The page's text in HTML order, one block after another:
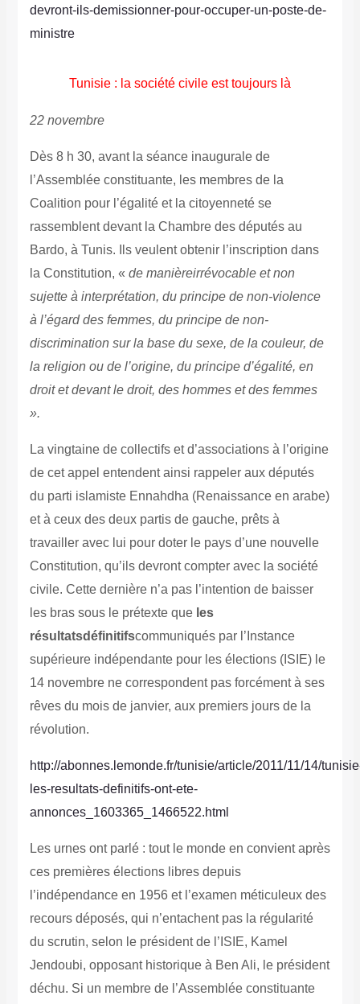
devront-ils-demissionner-pour-occuper-un-poste-de-
ministre
Tunisie : la société civile est toujours là
22 novembre
Dès 8 h 30, avant la séance inaugurale de
l’Assemblée constituante, les membres de la
Coalition pour l’égalité et la citoyenneté se
rassemblent devant la Chambre des députés au
Bardo, à Tunis. Ils veulent obtenir l’inscription dans
la Constitution, « de manièreirrévocable et non
sujette à interprétation, du principe de non-violence
à l’égard des femmes, du principe de non-
discrimination sur la base du sexe, de la couleur, de
la religion ou de l’origine, du principe d’égalité, en
droit et devant le droit, des hommes et des femmes
».
La vingtaine de collectifs et d’associations à l’origine
de cet appel entendent ainsi rappeler aux députés
du parti islamiste Ennahdha (Renaissance en arabe)
et à ceux des deux partis de gauche, prêts à
travailler avec lui pour doter le pays d’une nouvelle
Constitution, qu’ils devront compter avec la société
civile. Cette dernière n’a pas l’intention de baisser
les bras sous le prétexte que les
résultatsdéfinitifscommuniqués par l’Instance
supérieure indépendante pour les élections (ISIE) le
14 novembre ne correspondent pas forcément à ses
rêves du mois de janvier, aux premiers jours de la
révolution.
http://abonnes.lemonde.fr/tunisie/article/2011/11/14/
les-resultats-definitifs-ont-ete-
annonces_1603365_1466522.html
Les urnes ont parlé : tout le monde en convient après
ces premières élections libres depuis
l’indépendance en 1956 et l’examen méticuleux des
recours déposés, qui n’entachent pas la régularité
du scrutin, selon le président de l’ISIE, Kamel
Jendoubi, opposant historique à Ben Ali, le président
déchu. Si un membre de l’Assemblée constituante